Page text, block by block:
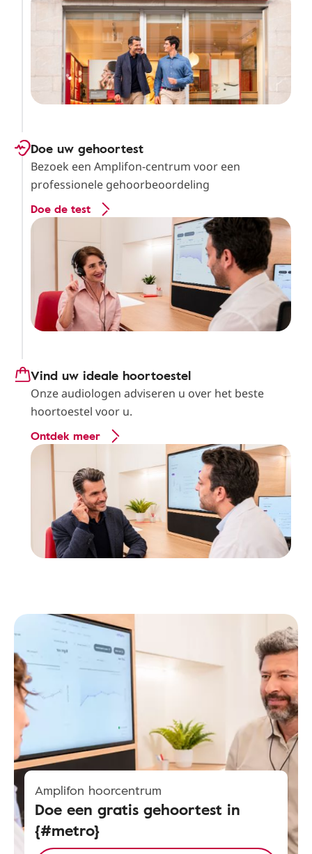
Doe uw gehoortest
Bezoek een Amplifon-centrum voor een
professionele gehoorbeoordeling
Doe de test
Vind uw ideale hoortoestel
Onze audiologen adviseren u over het beste
hoortoestel voor u.
Ontdek meer
Amplifon hoorcentrum
Doe een gratis gehoortest in
{#metro}